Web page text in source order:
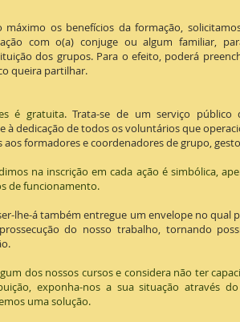
máximo os benefícios da formação,
com o(a) conjuge ou algum familiar,
dos grupos. Para o efeito, poderá
queira partilhar.
é gratuita. Trata-se de um serviço público
à dedicação de todos os voluntários que
aos formadores e coordenadores de grupo,
na inscrição em cada ação é simbólica,
de funcionamento.
lhe-á também entregue um envelope no qual
do nosso trabalho, tornando
dos nossos cursos e considera não ter
exponha-nos a sua situação através
uma solução.